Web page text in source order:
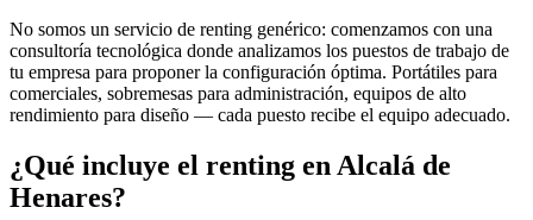
No somos un servicio de renting genérico: comenzamos con una
consultoría tecnológica donde analizamos los puestos de trabajo de
tu empresa para proponer la configuración óptima. Portátiles para
comerciales, sobremesas para administración, equipos de alto
rendimiento para diseño — cada puesto recibe el equipo adecuado.
¿Qué incluye el renting en Alcalá de
Henares?